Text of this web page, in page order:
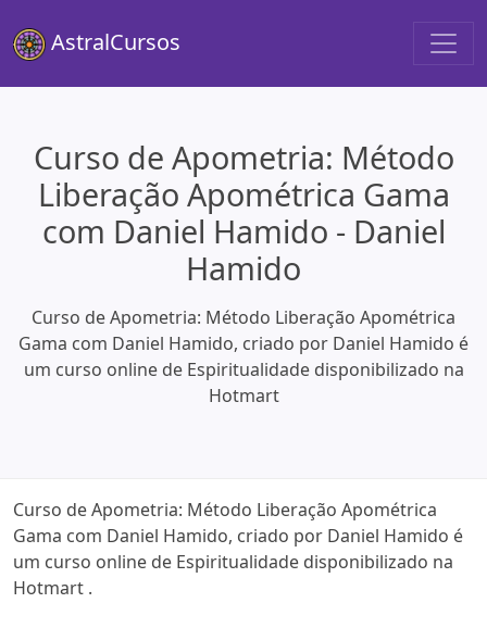
AstralCursos
Curso de Apometria: Método
Liberação Apométrica Gama
com Daniel Hamido - Daniel
Hamido
Curso de Apometria: Método Liberação Apométrica
Gama com Daniel Hamido, criado por Daniel Hamido é
um curso online de Espiritualidade disponibilizado na
Hotmart
Curso de Apometria: Método Liberação Apométrica
Gama com Daniel Hamido, criado por Daniel Hamido é
um curso online de Espiritualidade disponibilizado na
Hotmart .